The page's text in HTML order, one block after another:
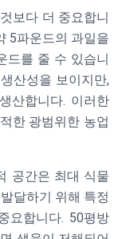
보다 더 중요합니
5파운드의 과일을
드를 줄 수 있습니
산성을 보이지만,
산합니다. 이러한
한 광범위한 농업
공간은 최대 식물
달하기 위해 특정
요합니다. 50평방